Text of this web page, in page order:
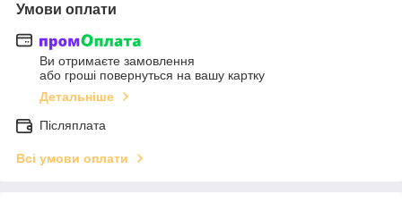
Умови оплати
Ви отримаєте замовлення
або гроші повернуться на вашу картку
Детальніше
Післяплата
Всі умови оплати